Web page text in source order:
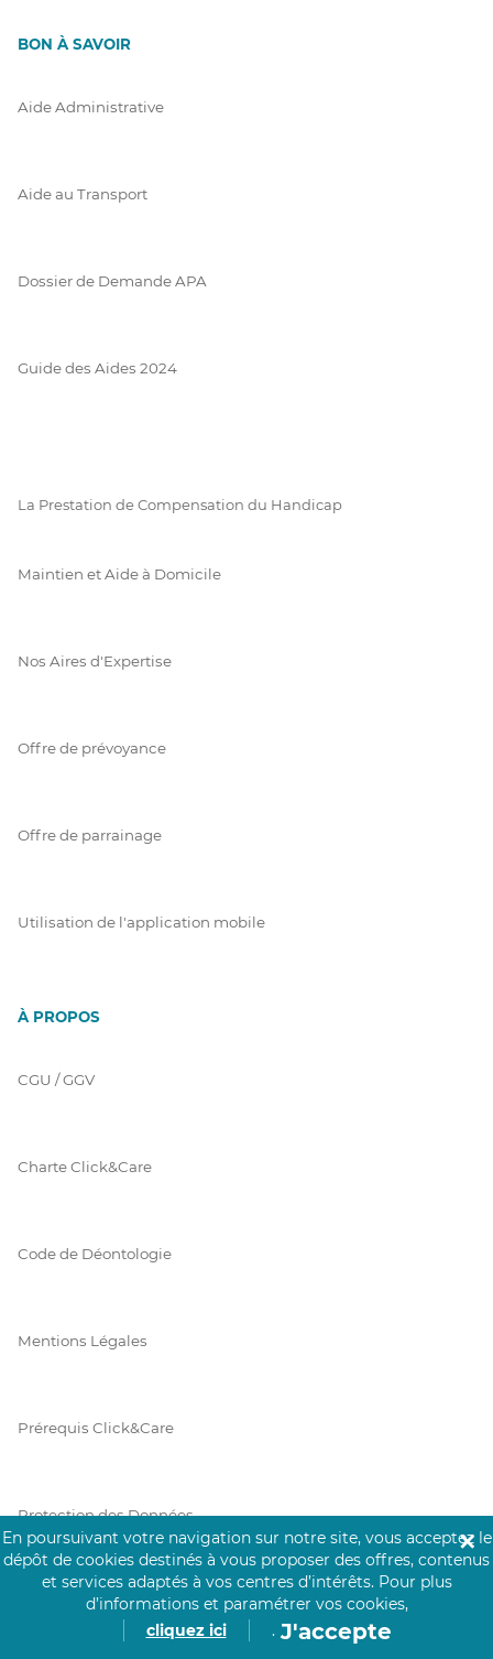
BON À SAVOIR
Aide Administrative
Aide au Transport
Dossier de Demande APA
Guide des Aides 2024
La Prestation de Compensation du Handicap
Maintien et Aide à Domicile
Nos Aires d'Expertise
Offre de prévoyance
Offre de parrainage
Utilisation de l'application mobile
À PROPOS
CGU / GGV
Charte Click&Care
Code de Déontologie
Mentions Légales
Prérequis Click&Care
Protection des Données
Vie Privée
En poursuivant votre navigation sur notre site, vous acceptez le
dépôt de cookies destinés à vous proposer des offres, contenus
et services adaptés à vos centres d’intérêts. Pour plus
d’informations et paramétrer vos cookies,
cliquez ici
. J'accepte
✕